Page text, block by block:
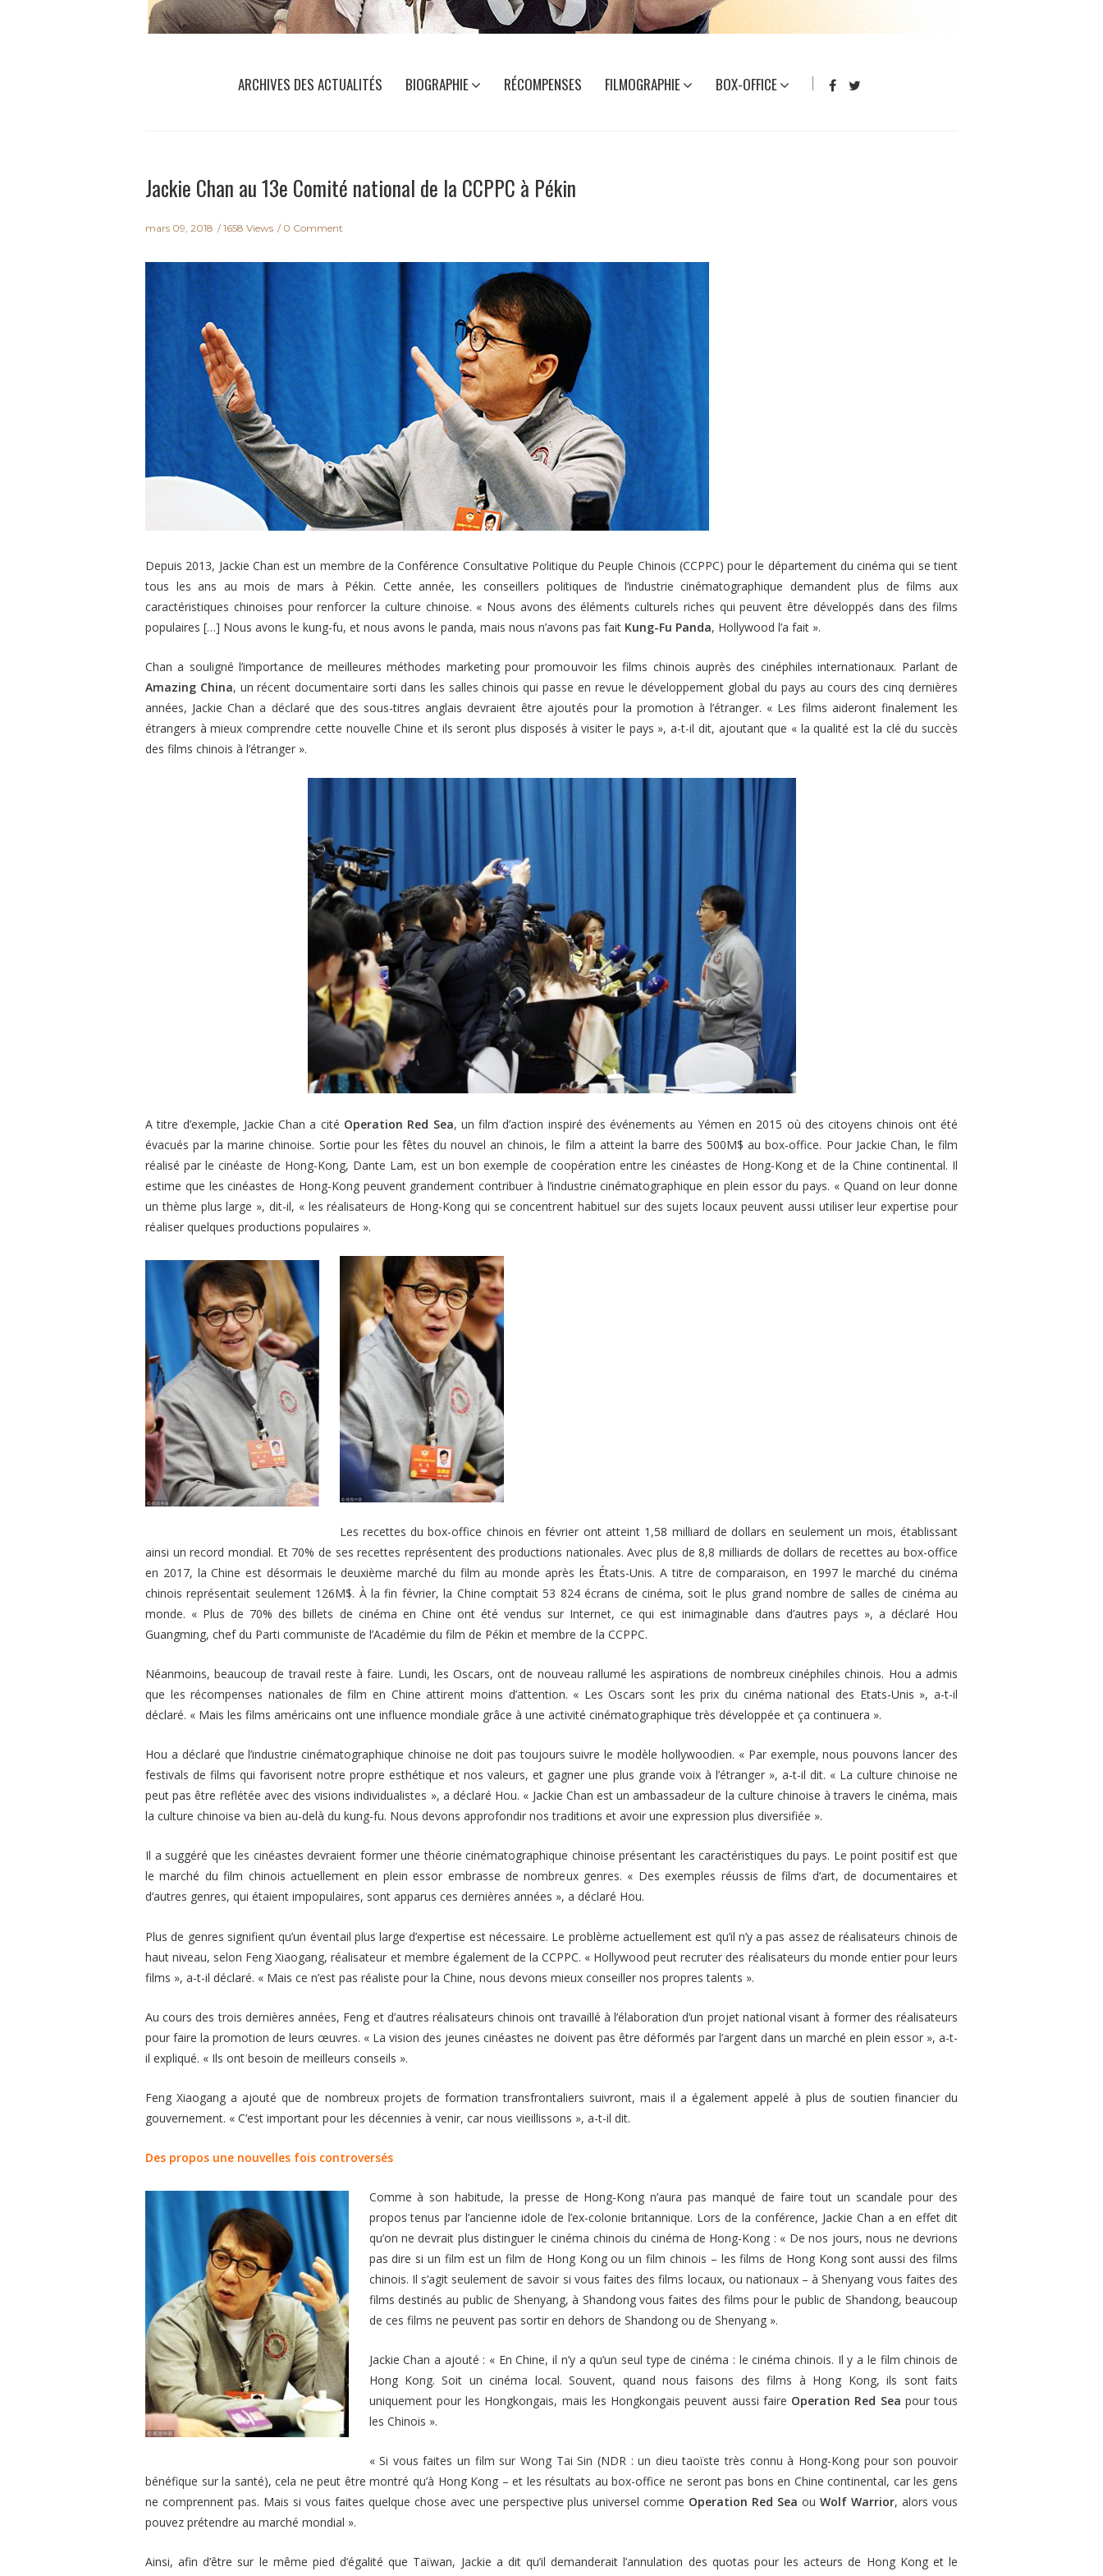
ARCHIVES DES ACTUALITÉS BIOGRAPHIE RÉCOMPENSES FILMOGRAPHIE BOX-OFFICE
Jackie Chan au 13e Comité national de la CCPPC à Pékin
mars 09, 2018 1658 Views 0 Comment
Depuis 2013, Jackie Chan est un membre de la Conférence Consultative Politique du Peuple Chinois (CCPPC) pour le département du cinéma qui se tient
tous les ans au mois de mars à Pékin. Cette année, les conseillers politiques de l’industrie cinématographique demandent plus de films aux
caractéristiques chinoises pour renforcer la culture chinoise. « Nous avons des éléments culturels riches qui peuvent être développés dans des films
populaires […] Nous avons le kung-fu, et nous avons le panda, mais nous n’avons pas fait Kung-Fu Panda, Hollywood l’a fait ».
Chan a souligné l’importance de meilleures méthodes marketing pour promouvoir les films chinois auprès des cinéphiles internationaux. Parlant de
Amazing China, un récent documentaire sorti dans les salles chinois qui passe en revue le développement global du pays au cours des cinq dernières
années, Jackie Chan a déclaré que des sous-titres anglais devraient être ajoutés pour la promotion à l’étranger. « Les films aideront finalement les
étrangers à mieux comprendre cette nouvelle Chine et ils seront plus disposés à visiter le pays », a-t-il dit, ajoutant que « la qualité est la clé du succès
des films chinois à l’étranger ».
A titre d’exemple, Jackie Chan a cité Operation Red Sea, un film d’action inspiré des événements au Yémen en 2015 où des citoyens chinois ont été
évacués par la marine chinoise. Sortie pour les fêtes du nouvel an chinois, le film a atteint la barre des 500M$ au box-office. Pour Jackie Chan, le film
réalisé par le cinéaste de Hong-Kong, Dante Lam, est un bon exemple de coopération entre les cinéastes de Hong-Kong et de la Chine continental. Il
estime que les cinéastes de Hong-Kong peuvent grandement contribuer à l’industrie cinématographique en plein essor du pays. « Quand on leur donne
un thème plus large », dit-il, « les réalisateurs de Hong-Kong qui se concentrent habituel sur des sujets locaux peuvent aussi utiliser leur expertise pour
réaliser quelques productions populaires ».
Les recettes du box-office chinois en février ont atteint 1,58 milliard de dollars en seulement un mois, établissant
ainsi un record mondial. Et 70% de ses recettes représentent des productions nationales. Avec plus de 8,8 milliards de dollars de recettes au box-office
en 2017, la Chine est désormais le deuxième marché du film au monde après les États-Unis. A titre de comparaison, en 1997 le marché du cinéma
chinois représentait seulement 126M$. À la fin février, la Chine comptait 53 824 écrans de cinéma, soit le plus grand nombre de salles de cinéma au
monde. « Plus de 70% des billets de cinéma en Chine ont été vendus sur Internet, ce qui est inimaginable dans d’autres pays », a déclaré Hou
Guangming, chef du Parti communiste de l’Académie du film de Pékin et membre de la CCPPC.
Néanmoins, beaucoup de travail reste à faire. Lundi, les Oscars, ont de nouveau rallumé les aspirations de nombreux cinéphiles chinois. Hou a admis
que les récompenses nationales de film en Chine attirent moins d’attention. « Les Oscars sont les prix du cinéma national des Etats-Unis », a-t-il
déclaré. « Mais les films américains ont une influence mondiale grâce à une activité cinématographique très développée et ça continuera ».
Hou a déclaré que l’industrie cinématographique chinoise ne doit pas toujours suivre le modèle hollywoodien. « Par exemple, nous pouvons lancer des
festivals de films qui favorisent notre propre esthétique et nos valeurs, et gagner une plus grande voix à l’étranger », a-t-il dit. « La culture chinoise ne
peut pas être reflétée avec des visions individualistes », a déclaré Hou. « Jackie Chan est un ambassadeur de la culture chinoise à travers le cinéma, mais
la culture chinoise va bien au-delà du kung-fu. Nous devons approfondir nos traditions et avoir une expression plus diversifiée ».
Il a suggéré que les cinéastes devraient former une théorie cinématographique chinoise présentant les caractéristiques du pays. Le point positif est que
le marché du film chinois actuellement en plein essor embrasse de nombreux genres. « Des exemples réussis de films d’art, de documentaires et
d’autres genres, qui étaient impopulaires, sont apparus ces dernières années », a déclaré Hou.
Plus de genres signifient qu’un éventail plus large d’expertise est nécessaire. Le problème actuellement est qu’il n’y a pas assez de réalisateurs chinois de
haut niveau, selon Feng Xiaogang, réalisateur et membre également de la CCPPC. « Hollywood peut recruter des réalisateurs du monde entier pour leurs
films », a-t-il déclaré. « Mais ce n’est pas réaliste pour la Chine, nous devons mieux conseiller nos propres talents ».
Au cours des trois dernières années, Feng et d’autres réalisateurs chinois ont travaillé à l’élaboration d’un projet national visant à former des réalisateurs
pour faire la promotion de leurs œuvres. « La vision des jeunes cinéastes ne doivent pas être déformés par l’argent dans un marché en plein essor », a-t-
il expliqué. « Ils ont besoin de meilleurs conseils ».
Feng Xiaogang a ajouté que de nombreux projets de formation transfrontaliers suivront, mais il a également appelé à plus de soutien financier du
gouvernement. « C’est important pour les décennies à venir, car nous vieillissons », a-t-il dit.
Des propos une nouvelles fois controversés
Comme à son habitude, la presse de Hong-Kong n’aura pas manqué de faire tout un scandale pour des
propos tenus par l’ancienne idole de l’ex-colonie britannique. Lors de la conférence, Jackie Chan a en effet dit
qu’on ne devrait plus distinguer le cinéma chinois du cinéma de Hong-Kong : « De nos jours, nous ne devrions
pas dire si un film est un film de Hong Kong ou un film chinois – les films de Hong Kong sont aussi des films
chinois. Il s’agit seulement de savoir si vous faites des films locaux, ou nationaux – à Shenyang vous faites des
films destinés au public de Shenyang, à Shandong vous faites des films pour le public de Shandong, beaucoup
de ces films ne peuvent pas sortir en dehors de Shandong ou de Shenyang ».
Jackie Chan a ajouté : « En Chine, il n’y a qu’un seul type de cinéma : le cinéma chinois. Il y a le film chinois de
Hong Kong. Soit un cinéma local. Souvent, quand nous faisons des films à Hong Kong, ils sont faits
uniquement pour les Hongkongais, mais les Hongkongais peuvent aussi faire Operation Red Sea pour tous
les Chinois ».
« Si vous faites un film sur Wong Tai Sin (NDR : un dieu taoïste très connu à Hong-Kong pour son pouvoir
bénéfique sur la santé), cela ne peut être montré qu’à Hong Kong – et les résultats au box-office ne seront pas bons en Chine continental, car les gens
ne comprennent pas. Mais si vous faites quelque chose avec une perspective plus universel comme Operation Red Sea ouWolf Warrior, alors vous
pouvez prétendre au marché mondial ».
Ainsi, afin d’être sur le même pied d’égalité que Taïwan, Jackie a dit qu’il demanderait l’annulation des quotas pour les acteurs de Hong Kong et le